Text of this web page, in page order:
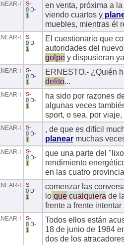
-I S-
0 D-
1
en venta, próxima a
viendo cuartos y
muebles, mientras él
-I S-
0 D-
1
El cuestionario que
autoridades del nuevo
golpey dispusieran
-I S-
0 D-
1
ERNESTO.- ¿Quién
delito...
-I S-
0 D-
1
ha sido por razones
algunas veces
sport, o sea, por
-I S-
0 D-
1
, de que es difícil
planearmuchas
-I S-
0 D-
1
que una parte del
rendimiento
en las cuatro
-I S-
0 D-
1
comenzar las
loquecualquiera de
frente a frente
-I S-
0 D-
1
Todos ellos están
18 de junio de 1984
dos de los